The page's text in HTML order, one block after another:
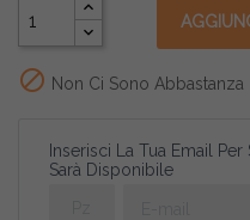
 Non Ci Sono
Inserisci La Tua Email
Sarà Disponibile